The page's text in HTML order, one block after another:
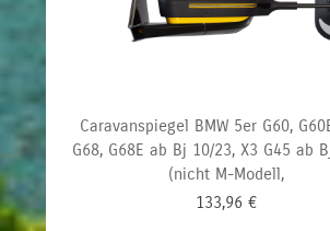
Caravanspiegel BMW 5er G60,
G68, G68E ab Bj 10/23, X3 G45 ab
(nicht M-Modell,
133,96 €